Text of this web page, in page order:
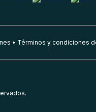
Términos y condiciones